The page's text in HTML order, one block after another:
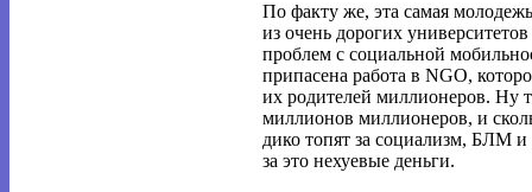
По факту же, эта самая
из очень дорогих
проблем с социальной
припасена работа в NGO,
их родителей миллионеров. Ну
миллионов миллионеров, и
дико топят за социализм, БЛМ и
за это нехуевые деньги.